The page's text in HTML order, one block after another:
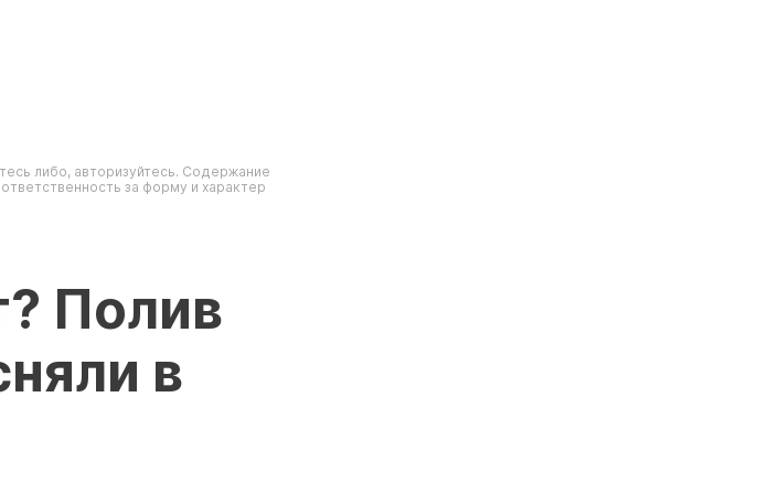
либо, авторизуйтесь. Содержание
за форму и характер
Полив
в